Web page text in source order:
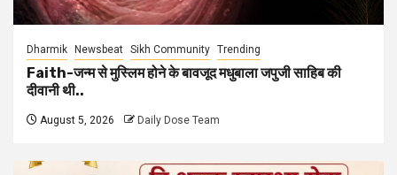
Dharmik Newsbeat Sikh Community Trending
Faith-जन्म से मुस्लिम होने के बावजूद मधुबाला जपुजी साहिब की
दीवानी थी..
August 5, 2026 Daily Dose Team